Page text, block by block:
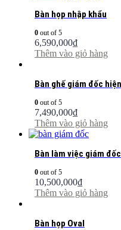
Bàn họp nhập khẩu
0 out of 5
6,590,000₫
Thêm vào giỏ hàng
Bàn ghế giám đốc
0 out of 5
7,490,000₫
Thêm vào giỏ hàng
Bàn làm việc giám
0 out of 5
10,500,000₫
Thêm vào giỏ hàng
Bàn họp Oval